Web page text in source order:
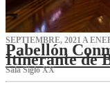
SEPTIEMBRE, 2021 A
Pabellón
Itinerante de
Sala Siglo XX